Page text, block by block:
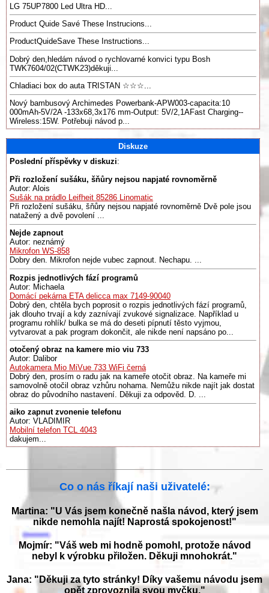
LG 75UP7800 Led Ultra HD...
Product Quide Savé These Instrucions...
ProductQuideSave These Instructions...
Dobrý den,hledám návod o rychlovarné konvici typu Bosh
TWK7604/02(CTWK23)děkuji...
Chladiaci box do auta TRISTAN ☆☆☆...
Nový bambusový Archimedes Powerbank-APW003-capacita:10
000mAh-5V/2A -133x68,3x176 mm-Output: 5V/2,1AFast Charging--
Wireless:15W. Potřebuji návod p...
Diskuze
Poslední příspěvky v diskuzi:
Při rozložení sušáku, šňůry nejsou napjaté rovnoměrně
Autor: Alois
Sušák na prádlo Leifheit 85286 Linomatic
Při rozložení sušáku, šňůry nejsou napjaté rovnoměrně Dvě pole jsou
natažený a dvě povolení ...
Nejde zapnout
Autor: neznámý
Mikrofon WS-858
Dobry den. Mikrofon nejde vubec zapnout. Nechapu. ...
Rozpis jednotlivých fází programů
Autor: Michaela
Domácí pekárna ETA delicca max 7149-90040
Dobrý den, chtěla bych poprosit o rozpis jednotlivých fází programů,
jak dlouho trvají a kdy zaznívají zvukové signalizace. Například u
programu rohlík/ bulka se má do deseti pípnutí těsto vyjmou,
vytvarovat a pak program dokončit, ale nikde není napsáno po...
otočený obraz na kamere mio viu 733
Autor: Dalibor
Autokamera Mio MiVue 733 WiFi černá
Dobrý den, prosím o radu jak na kameře otočit obraz. Na kameře mi
samovolně otočil obraz vzhůru nohama. Nemůžu nikde najít jak dostat
obraz do původního nastavení. Děkuji za odpověd. D. ...
aiko zapnut zvonenie telefonu
Autor: VLADIMIR
Mobilní telefon TCL 4043
dakujem...
Co o nás říkají naši uživatelé:
Martina: "U Vás jsem konečně našla návod, který jsem
nikde nemohla najít! Naprostá spokojenost!"
Mojmír: "Váš web mi hodně pomohl, protože návod
nebyl k výrobku přiložen. Děkuji mnohokrát."
Jana: "Děkuji za tyto stránky! Díky vašemu návodu jsem
opět zprovoznila svou myčku."